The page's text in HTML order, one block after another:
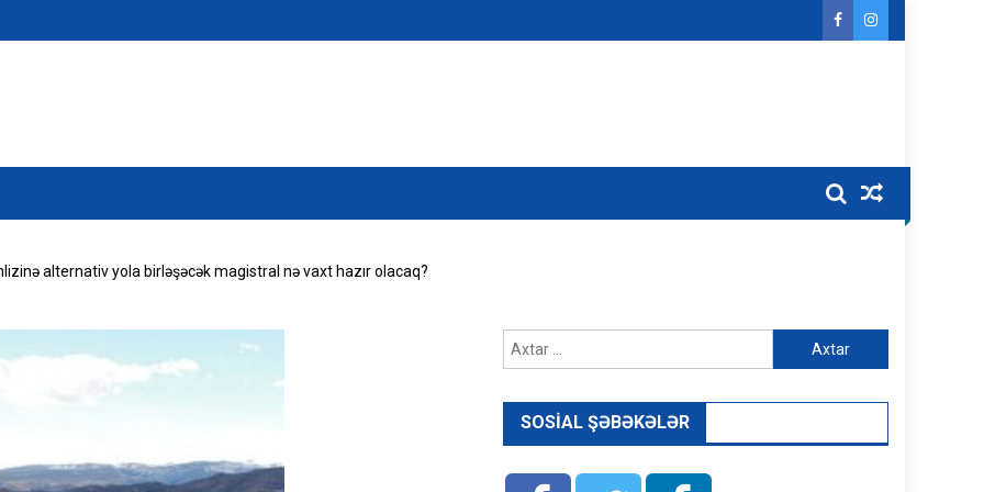
alternativ yola birləşəcək magistral nə vaxt hazır olacaq?
Axtarış:
SOSIAL ŞƏBƏKƏLƏR